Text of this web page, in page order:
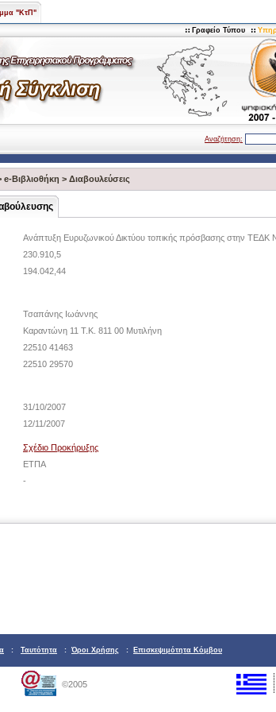
"ΚτΠ"
Γραφείο Τύπου
Αναζήτηση:
e-Βιβλιοθήκη > Διαβουλεύσεις
Ανάπτυξη Ευρυζωνικού Δικτύου τοπικής πρόσβασης στην ΤΕΔΚ
230.910,5
194.042,44
Τσαπάνης Ιωάννης
Καραντώνη 11 Τ.Κ. 811 00 Μυτιλήνη
22510 41463
22510 29570
31/10/2007
12/11/2007
Σχέδιο Προκήρυξης
ΕΤΠΑ
-
: Ταυτότητα : Όροι Χρήσης : Επισκεψιμότητα Κόμβου
©2005